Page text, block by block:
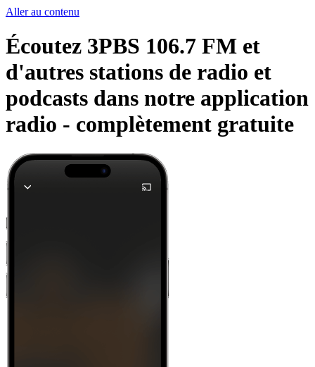
Aller au contenu
Écoutez 3PBS 106.7 FM et
d'autres stations de radio et
podcasts dans notre application
radio - complètement gratuite